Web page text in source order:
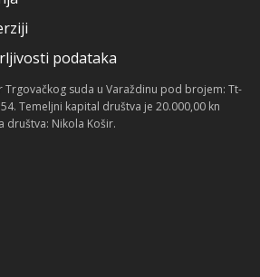
podataka
Trgovačkog suda u Varaždinu pod brojem: Tt-
Temeljni kapital društva je 20.000,00 kn
društva: Nikola Košir.